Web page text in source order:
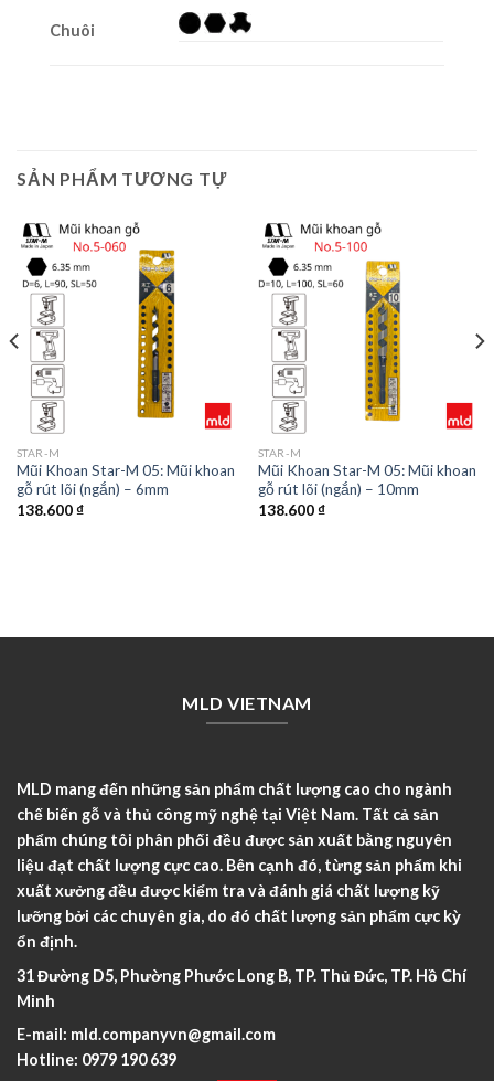
Chuôi
SẢN PHẨM TƯƠNG TỰ
STAR-M
Mũi Khoan Star-M 05: Mũi khoan
gỗ rút lõi (ngắn) – 6mm
138.600₫
STAR-M
Mũi Khoan Star-M 05: Mũi khoan
gỗ rút lõi (ngắn) – 10mm
138.600₫
MLD VIETNAM
MLD mang đến những sản phẩm chất lượng cao cho ngành
chế biến gỗ và thủ công mỹ nghệ tại Việt Nam. Tất cả sản
phẩm chúng tôi phân phối đều được sản xuất bằng nguyên
liệu đạt chất lượng cực cao. Bên cạnh đó, từng sản phẩm khi
xuất xưởng đều được kiểm tra và đánh giá chất lượng kỹ
lưỡng bởi các chuyên gia, do đó chất lượng sản phẩm cực kỳ
ổn định.
31 Đường D5, Phường Phước Long B, TP. Thủ Đức, TP. Hồ Chí
Minh
E-mail: mld.companyvn@gmail.com
Hotline: 0979 190 639